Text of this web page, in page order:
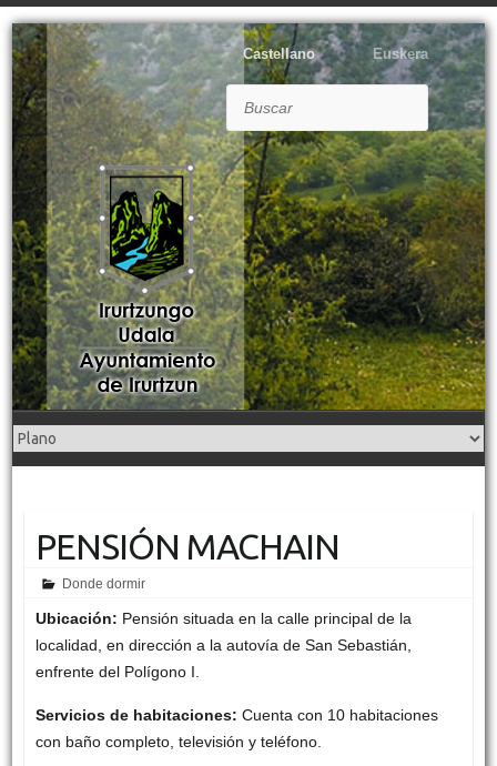
Castellano Euskera
PENSIÓN MACHAIN
Donde dormir
Ubicación: Pensión situada en la calle principal de la
localidad, en dirección a la autovía de San Sebastián,
enfrente del Polígono I.
Servicios de habitaciones: Cuenta con 10 habitaciones
con baño completo, televisión y teléfono.